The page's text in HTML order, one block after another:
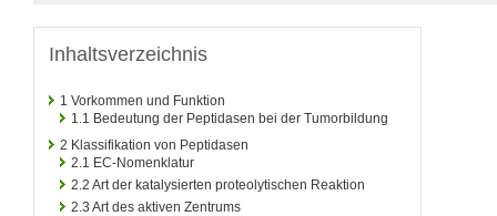
Inhaltsverzeichnis
1 Vorkommen und Funktion
1.1 Bedeutung der Peptidasen bei der Tumorbildung
2 Klassifikation von Peptidasen
2.1 EC-Nomenklatur
2.2 Art der katalysierten proteolytischen Reaktion
2.3 Art des aktiven Zentrums